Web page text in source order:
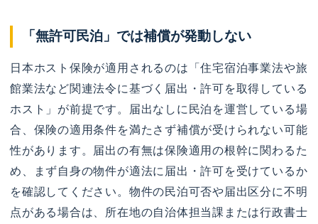
「無許可民泊」では補償が発動しない
日本ホスト保険が適用されるのは「住宅宿泊事業法や旅
館業法など関連法令に基づく届出・許可を取得している
ホスト」が前提です。届出なしに民泊を運営している場
合、保険の適用条件を満たさず補償が受けられない可能
性があります。届出の有無は保険適用の根幹に関わるた
め、まず自身の物件が適法に届出・許可を受けているか
を確認してください。物件の民泊可否や届出区分に不明
点がある場合は、所在地の自治体担当課または行政書士